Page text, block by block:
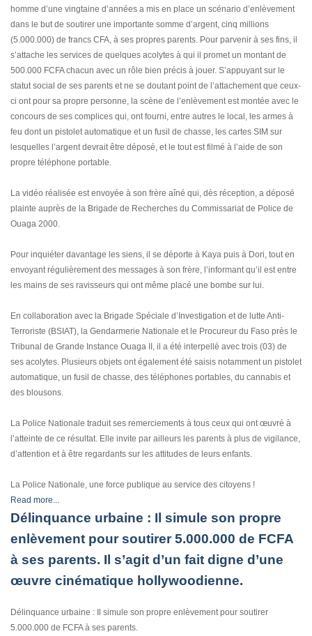
homme d’une vingtaine d’années a mis en place un scénario d’enlèvement
dans le but de soutirer une importante somme d’argent, cinq millions
(5.000.000) de francs CFA, à ses propres parents. Pour parvenir à ses fins, il
s’attache les services de quelques acolytes à qui il promet un montant de
500.000 FCFA chacun avec un rôle bien précis à jouer. S’appuyant sur le
statut social de ses parents et ne se doutant point de l’attachement que ceux-
ci ont pour sa propre personne, la scène de l’enlèvement est montée avec le
concours de ses complices qui, ont fourni, entre autres le local, les armes à
feu dont un pistolet automatique et un fusil de chasse, les cartes SIM sur
lesquelles l’argent devrait être déposé, et le tout est filmé à l’aide de son
propre téléphone portable.
La vidéo réalisée est envoyée à son frère aîné qui, dès réception, a déposé
plainte auprès de la Brigade de Recherches du Commissariat de Police de
Ouaga 2000.
Pour inquiéter davantage les siens, il se déporte à Kaya puis à Dori, tout en
envoyant régulièrement des messages à son frère, l’informant qu’il est entre
les mains de ses ravisseurs qui ont même placé une bombe sur lui.
En collaboration avec la Brigade Spéciale d’Investigation et de lutte Anti-
Terroriste (BSIAT), la Gendarmerie Nationale et le Procureur du Faso près le
Tribunal de Grande Instance Ouaga II, il a été interpellé avec trois (03) de
ses acolytes. Plusieurs objets ont également été saisis notamment un pistolet
automatique, un fusil de chasse, des téléphones portables, du cannabis et
des blousons.
La Police Nationale traduit ses remerciements à tous ceux qui ont œuvré à
l’atteinte de ce résultat. Elle invite par ailleurs les parents à plus de vigilance,
d’attention et à être regardants sur les attitudes de leurs enfants.
La Police Nationale, une force publique au service des citoyens !
Read more...
Délinquance urbaine : Il simule son propre
enlèvement pour soutirer 5.000.000 de FCFA
à ses parents. Il s’agit d’un fait digne d’une
œuvre cinématique hollywoodienne.
Délinquance urbaine : Il simule son propre enlèvement pour soutirer
5.000.000 de FCFA à ses parents.